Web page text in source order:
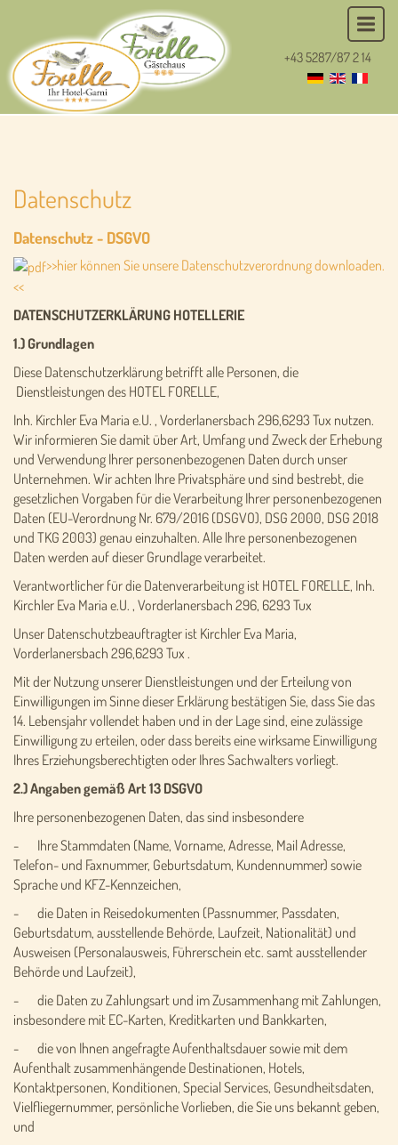
+43 5287/87 2 14
Datenschutz
Datenschutz - DSGVO
>>hier können Sie unsere Datenschutzverordnung downloaden.
<<
DATENSCHUTZERKLÄRUNG HOTELLERIE
1.) Grundlagen
Diese Datenschutzerklärung betrifft alle Personen, die
Dienstleistungen des HOTEL FORELLE,
Inh. Kirchler Eva Maria e.U. , Vorderlanersbach 296,6293 Tux nutzen.
Wir informieren Sie damit über Art, Umfang und Zweck der Erhebung
und Verwendung Ihrer personenbezogenen Daten durch unser
Unternehmen. Wir achten Ihre Privatsphäre und sind bestrebt, die
gesetzlichen Vorgaben für die Verarbeitung Ihrer personenbezogenen
Daten (EU-Verordnung Nr. 679/2016 (DSGVO), DSG 2000, DSG 2018
und TKG 2003) genau einzuhalten. Alle Ihre personenbezogenen
Daten werden auf dieser Grundlage verarbeitet.
Verantwortlicher für die Datenverarbeitung ist HOTEL FORELLE, Inh.
Kirchler Eva Maria e.U. , Vorderlanersbach 296, 6293 Tux
Unser Datenschutzbeauftragter ist Kirchler Eva Maria,
Vorderlanersbach 296,6293 Tux .
Mit der Nutzung unserer Dienstleistungen und der Erteilung von
Einwilligungen im Sinne dieser Erklärung bestätigen Sie, dass Sie das
14. Lebensjahr vollendet haben und in der Lage sind, eine zulässige
Einwilligung zu erteilen, oder dass bereits eine wirksame Einwilligung
Ihres Erziehungsberechtigten oder Ihres Sachwalters vorliegt.
2.) Angaben gemäß Art 13 DSGVO
Ihre personenbezogenen Daten, das sind insbesondere
- Ihre Stammdaten (Name, Vorname, Adresse, Mail Adresse,
Telefon- und Faxnummer, Geburtsdatum, Kundennummer) sowie
Sprache und KFZ-Kennzeichen,
- die Daten in Reisedokumenten (Passnummer, Passdaten,
Geburtsdatum, ausstellende Behörde, Laufzeit, Nationalität) und
Ausweisen (Personalausweis, Führerschein etc. samt ausstellender
Behörde und Laufzeit),
- die Daten zu Zahlungsart und im Zusammenhang mit Zahlungen,
insbesondere mit EC-Karten, Kreditkarten und Bankkarten,
- die von Ihnen angefragte Aufenthaltsdauer sowie mit dem
Aufenthalt zusammenhängende Destinationen, Hotels,
Kontaktpersonen, Konditionen, Special Services, Gesundheitsdaten,
Vielfliegernummer, persönliche Vorlieben, die Sie uns bekannt geben,
und